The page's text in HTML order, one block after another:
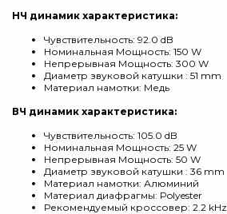
НЧ динамик характеристика:
Чувствительность: 92.0 dB
Номинальная Мощность: 150 W
Непрерывная Мощность: 300 W
Диаметр звуковой катушки : 51 mm
Материал намотки: Медь
ВЧ динамик характеристика:
Чувствительность: 105.0 dB
Номинальная Мощность: 25 W
Непрерывная Мощность: 50 W
Диаметр звуковой катушки : 36 mm
Материал намотки: Алюминий
Материал диафрагмы: Polyester
Рекомендуемый кроссовер: 2.2 kHz